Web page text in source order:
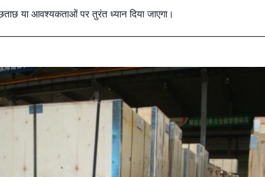
या आवश्यकताओं पर तुरंत ध्यान दिया जाएगा।